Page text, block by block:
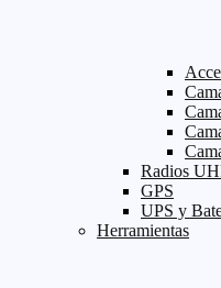
Radios
GPS
UPS y
Herramientas